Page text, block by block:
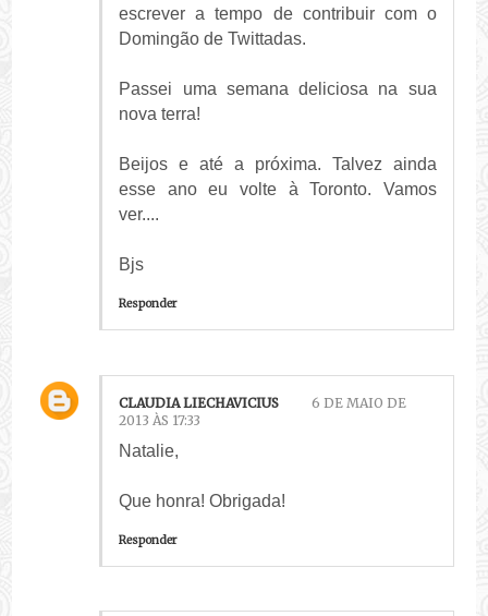
escrever a tempo de contribuir com o
Domingão de Twittadas.
Passei uma semana deliciosa na sua
nova terra!
Beijos e até a próxima. Talvez ainda
esse ano eu volte à Toronto. Vamos
ver....
Bjs
Responder
CLAUDIA LIECHAVICIUS
6 DE MAIO DE
2013 ÀS 17:33
Natalie,
Que honra! Obrigada!
Responder